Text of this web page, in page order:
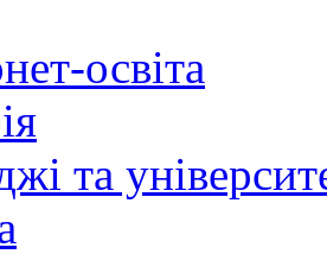
освіта
та